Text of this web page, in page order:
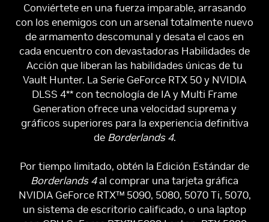
Conviértete en una fuerza imparable, arrasando
con los enemigos con un arsenal totalmente nuevo
de armamento descomunal y desata el caos en
cada encuentro con devastadoras Habilidades de
Acción que liberan las habilidades únicas de tu
Vault Hunter. La Serie GeForce RTX 50 y NVIDIA
DLSS 4** con tecnología de IA y Multi Frame
Generation ofrece una velocidad suprema y
gráficos superiores para la experiencia definitiva
de Borderlands 4.
Por tiempo limitado, obtén la Edición Estándar de
Borderlands 4al comprar una tarjeta gráfica
NVIDIA GeForce RTX™ 5090, 5080, 5070 Ti, 5070,
un sistema de escritorio calificado, o una laptop